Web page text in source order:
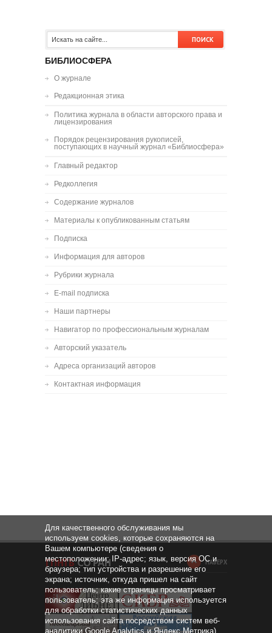
БИБЛИОСФЕРА
О журнале
Редакционная этика
Политика журнала в области авторского права и
лицензирования
Порядок рецензирования рукописей,
поступающих в научный журнал «Библиосфера»
Главный редактор
Редколлегия
Содержание журналов
Материалы к опубликованным статьям
Подписка
Информация для авторов
Рубрики журнала
E-mail подписка
Наши партнеры
Навигатор по профессиональным журналам
Авторский указатель
Адреса организаций авторов
Контактная информация
НАВЕРХ
Для качественного обслуживания мы
используем cookies, которые сохраняются на
Вашем компьютере (сведения о
местоположении; IP-адрес; язык, версия ОС и
браузера; тип устройства и разрешение его
экрана; источник, откуда пришел на сайт
пользователь; какие страницы просматривает
пользователь; эта же информация используется
для обработки статистических данных
использования сайта посредством систем веб-
аналитики Google Analytics и Яндекс.Метрика).